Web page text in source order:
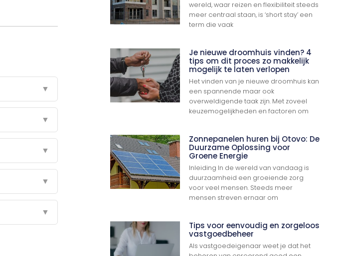
▼
▼
▼
▼
▼
wereld, waar reizen en flexibiliteit steeds
meer centraal staan, is ‘short stay’ een
term die vaak
Je nieuwe droomhuis vinden? 4
tips om dit proces zo makkelijk
mogelijk te laten verlopen
Het vinden van je nieuwe droomhuis kan
een spannende maar ook
overweldigende taak zijn. Met zoveel
keuzemogelijkheden en factoren om
Zonnepanelen huren bij Otovo: De
Duurzame Oplossing voor
Groene Energie
Inleiding In de wereld van vandaag is
duurzaamheid een groeiende zorg
voor veel mensen. Steeds meer
mensen streven ernaar om
Tips voor eenvoudig en zorgeloos
vastgoedbeheer
Als vastgoedeigenaar weet je dat het